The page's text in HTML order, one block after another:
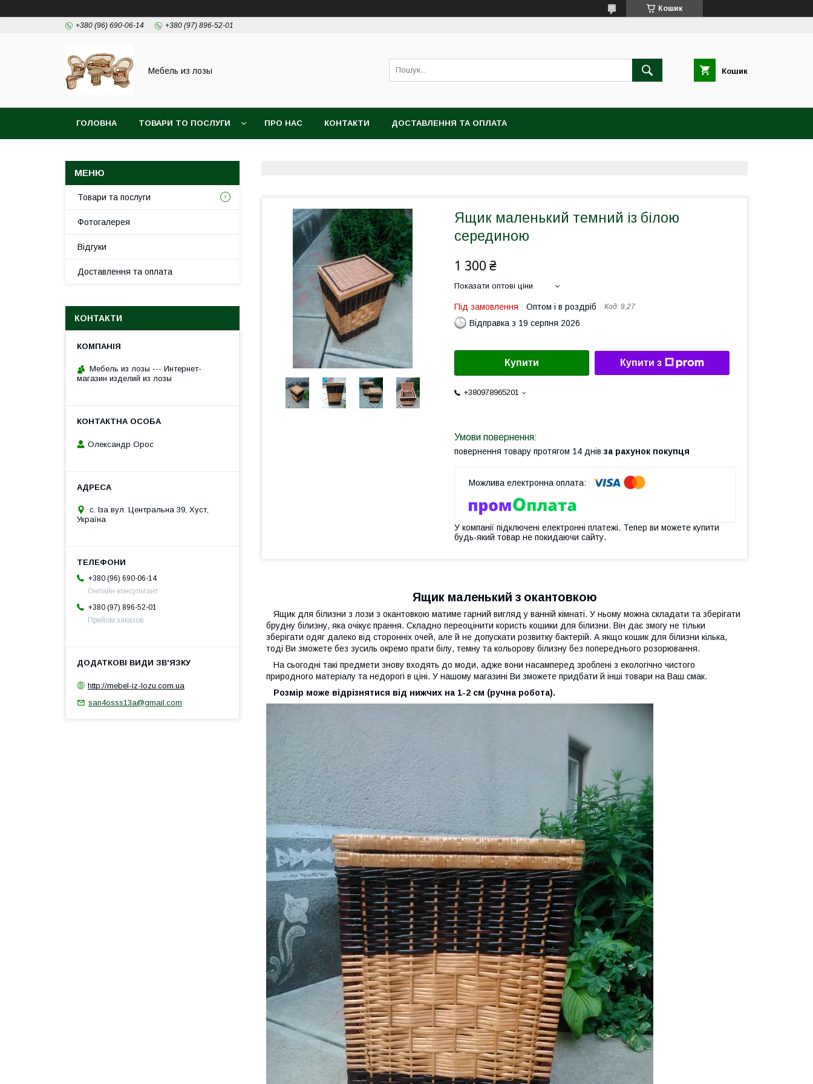
Кошик
+380 (96) 690-06-14 +380 (97) 896-52-01
Мебель из лозы Кошик
ГОЛОВНА ТОВАРИ ТО ПОСЛУГИ ПРО НАС КОНТАКТИ ДОСТАВЛЕННЯ ТА ОПЛАТА
Ящик маленький темний із білою
серединою
1 300 ₴
Показати оптові ціни
Під замовлення Оптом і в роздріб Код: 9,27
Відправка з 19 серпня 2026
Купити Купити з
+380978965201
повернення товару протягом 14 днів за рахунок покупця
У компанії підключені електронні платежі. Тепер ви можете купити
будь-який товар не покидаючи сайту.
Ящик маленький з окантовкою
Ящик для білизни з лози з окантовкою матиме гарний вигляд у ванній кімнаті. У ньому можна складати та зберігати
брудну білизну, яка очікує прання. Складно переоцінити користь кошики для білизни. Він дає змогу не тільки
зберігати одяг далеко від сторонніх очей, але й не допускати розвитку бактерій. А якщо кошик для білизни кілька,
тоді Ви зможете без зусиль окремо прати білу, темну та кольорову білизну без попереднього розорювання.
На сьогодні такі предмети знову входять до моди, адже вони насамперед зроблені з екологічно чистого
природного матеріалу та недорогі в ціні. У нашому магазині Ви зможете придбати й інші товари на Ваш смак.
Розмір може відрізнятися від нижчих на 1-2 см (ручна робота).
Товари та послуги
Фотогалерея
Відгуки
Доставлення та оплата
КОНТАКТИ
Мебель из лозы --- Интернет-
магазин изделий из лозы
Олександр Орос
с. Іза вул. Центральна 39, Хуст,
Україна
+380 (96) 690-06-14
Онлайн-консультант
+380 (97) 896-52-01
Прийом заказов
http://mebel-iz-lozu.com.ua
san4osss13a@gmail.com